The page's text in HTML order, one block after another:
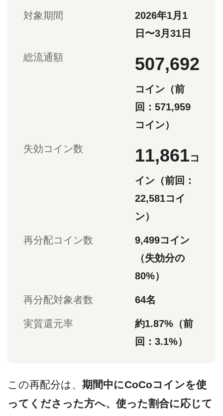
対象期間
2026年1月1
日〜3月31日
総流通額 507,692
コイン（前
回：571,959
コイン）
失効コイン数 11,861コ
イン（前回：
22,581コイ
ン）
再分配コイン数
9,499コイン
（失効分の
80%）
再分配対象者数 64名
実質還元率
約1.87%（前
回：3.1%）
この再配分は、 期間中にCoCoコインを使
ってくださった方へ、使った割合に応じて